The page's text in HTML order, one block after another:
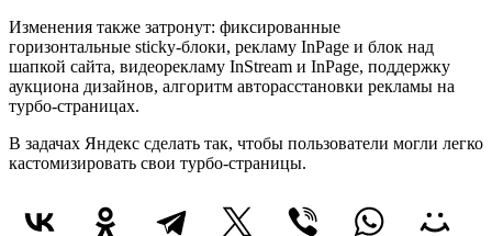
Изменения также затронут: фиксированные
горизонтальные sticky-блоки, рекламу InPage и блок над
шапкой сайта, видеорекламу InStream и InPage, поддержку
аукциона дизайнов, алгоритм авторасстановки рекламы на
турбо-страницах.
В задачах Яндекс сделать так, чтобы пользователи могли легко
кастомизировать свои турбо-страницы.